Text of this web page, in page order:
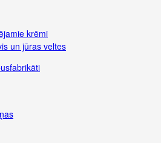
krēmi
un jūras veltes